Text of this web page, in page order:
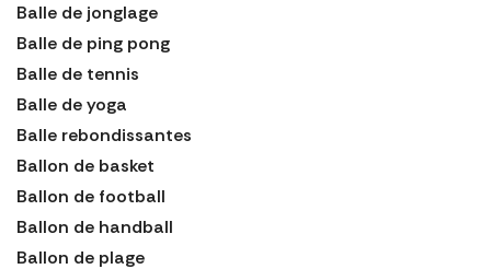
Balle de jonglage
Balle de ping pong
Balle de tennis
Balle de yoga
Balle rebondissantes
Ballon de basket
Ballon de football
Ballon de handball
Ballon de plage